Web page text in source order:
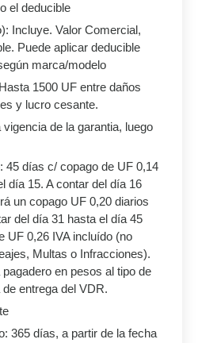
el deducible
Incluye. Valor Comercial,
Puede aplicar deducible
marca/modelo
1500 UF entre daños
y lucro cesante.
de la garantia, luego
45 días c/ copago de UF 0,14
día 15. A contar del día 16
un copago UF 0,20 diarios
del día 31 hasta el día 45
UF 0,26 IVA incluído (no
Multas o Infracciones).
en pesos al tipo de
entrega del VDR.
365 días, a partir de la fecha